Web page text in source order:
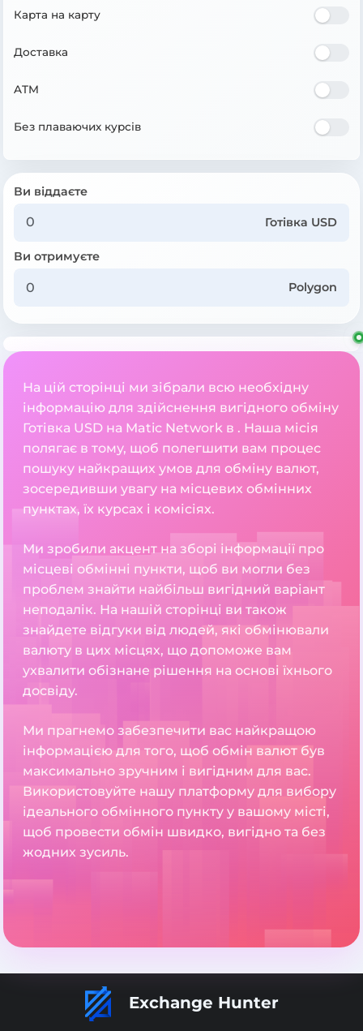
Карта на карту
Доставка
ATM
Без плаваючих курсів
Ви віддаєте
Готівка USD
Ви отримуєте
Polygon
На цій сторінці ми зібрали всю необхідну
інформацію для здійснення вигідного обміну
Готівка USD на Matic Network в . Наша місія
полягає в тому, щоб полегшити вам процес
пошуку найкращих умов для обміну валют,
зосередивши увагу на місцевих обмінних
пунктах, їх курсах і комісіях.
Ми зробили акцент на зборі інформації про
місцеві обмінні пункти, щоб ви могли без
проблем знайти найбільш вигідний варіант
неподалік. На нашій сторінці ви також
знайдете відгуки від людей, які обмінювали
валюту в цих місцях, що допоможе вам
ухвалити обізнане рішення на основі їхнього
досвіду.
Ми прагнемо забезпечити вас найкращою
інформацією для того, щоб обмін валют був
максимально зручним і вигідним для вас.
Використовуйте нашу платформу для вибору
ідеального обмінного пункту у вашому місті,
щоб провести обмін швидко, вигідно та без
жодних зусиль.
Exchange Hunter